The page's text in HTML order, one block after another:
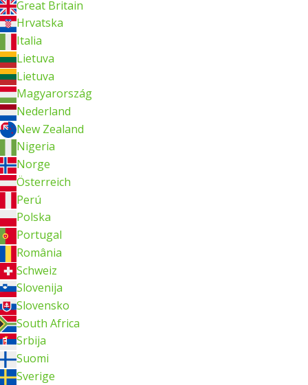
Great Britain
Hrvatska
Italia
Lietuva
Lietuva
Magyarország
Nederland
New Zealand
Nigeria
Norge
Österreich
Perú
Polska
Portugal
România
Schweiz
Slovenija
Slovensko
South Africa
Srbija
Suomi
Sverige